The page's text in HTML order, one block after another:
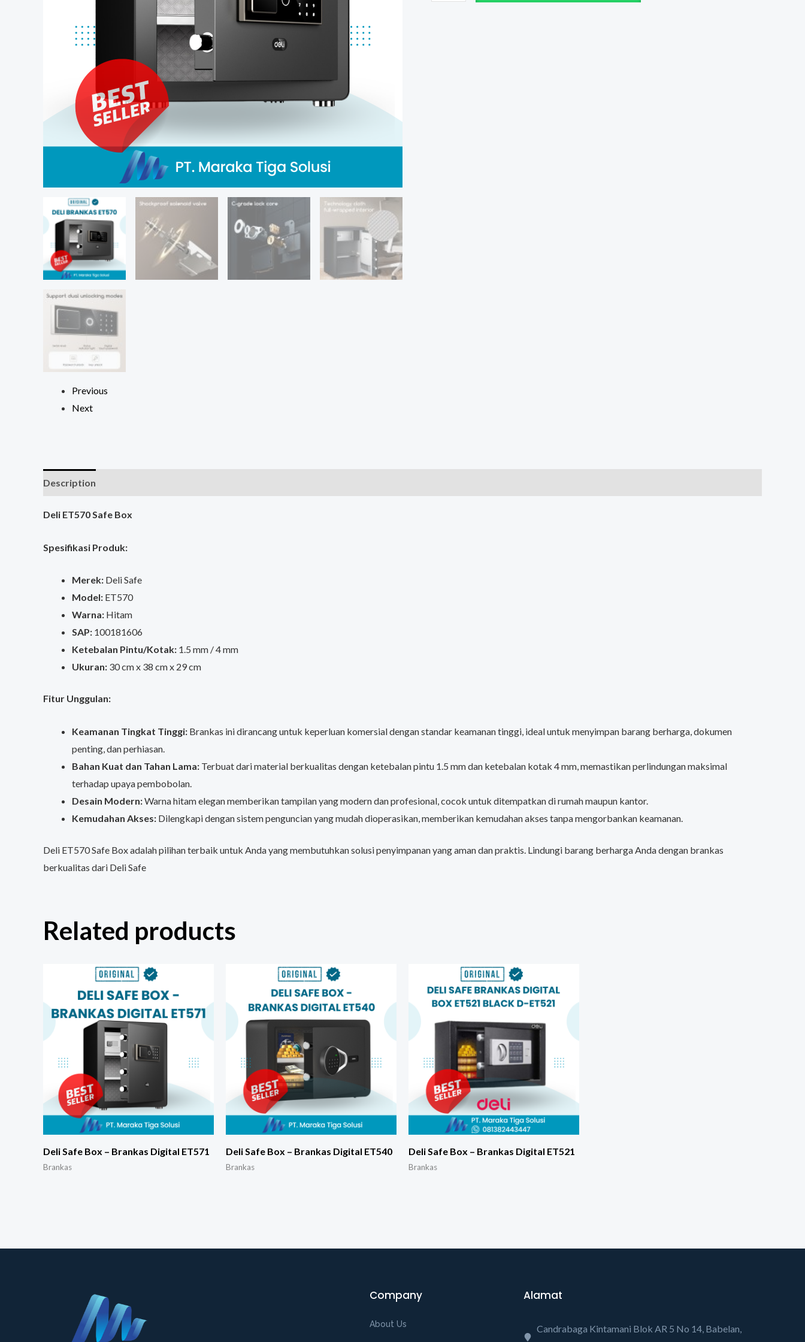
Previous
Next
Description
Deli ET570 Safe Box
Spesifikasi Produk:
Merek: Deli Safe
Model: ET570
Warna: Hitam
SAP: 100181606
Ketebalan Pintu/Kotak: 1.5 mm / 4 mm
Ukuran: 30 cm x 38 cm x 29 cm
Fitur Unggulan:
Keamanan Tingkat Tinggi: Brankas ini dirancang untuk keperluan komersial dengan standar keamanan tinggi, ideal untuk menyimpan barang berharga, dokumen
penting, dan perhiasan.
Bahan Kuat dan Tahan Lama: Terbuat dari material berkualitas dengan ketebalan pintu 1.5 mm dan ketebalan kotak 4 mm, memastikan perlindungan maksimal
terhadap upaya pembobolan.
Desain Modern:Warna hitam elegan memberikan tampilan yang modern dan profesional, cocok untuk ditempatkan di rumah maupun kantor.
Kemudahan Akses: Dilengkapi dengan sistem penguncian yang mudah dioperasikan, memberikan kemudahan akses tanpa mengorbankan keamanan.
Deli ET570 Safe Box adalah pilihan terbaik untuk Anda yang membutuhkan solusi penyimpanan yang aman dan praktis. Lindungi barang berharga Anda dengan brankas
berkualitas dari Deli Safe
Related products
Deli Safe Box – Brankas Digital ET571
Brankas
Deli Safe Box – Brankas Digital ET540
Brankas
Deli Safe Box – Brankas Digital ET521
Brankas
Company
About Us
Alamat
Candrabaga Kintamani Blok AR 5 No 14, Babelan,